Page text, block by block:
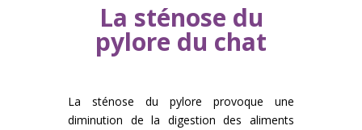
La sténose du
pylore du chat
La sténose du pylore provoque une
diminution de la digestion des aliments